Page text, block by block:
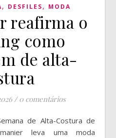
, DESFILES, MODA
reafirma o
como
de alta-
/ 0 comentários
leva uma moda